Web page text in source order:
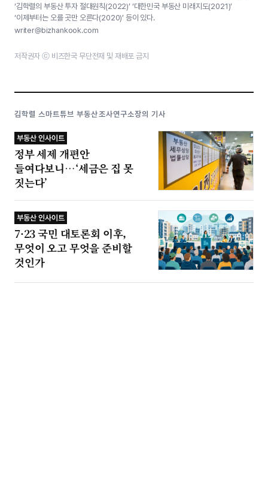
‘김학렬의 부동산 투자 절대원칙(2022)’ ‘대한민국 부동산 미래지도(2021)’
‘이제부터는 오를 곳만 오른다(2020)’ 등이 있다.
writer@bizhankook.com
저작권자 ⓒ 비즈한국 무단전재 및 재배포 금지
김학렬 스마트튜브 부동산조사연구소장의 기사
부동산 인사이트
정부 세제 개편안
들여다보니…‘세금은 집 못
짓는다’
부동산 인사이트
7·23 국민 대토론회 이후,
무엇이 오고 무엇을 준비할
것인가